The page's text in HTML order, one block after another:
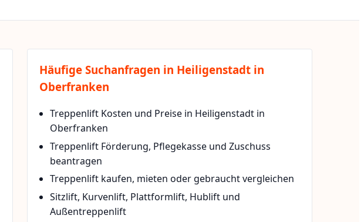
Häufige Suchanfragen in Heiligenstadt in
Oberfranken
Treppenlift Kosten und Preise in Heiligenstadt in
Oberfranken
Treppenlift Förderung, Pflegekasse und Zuschuss
beantragen
Treppenlift kaufen, mieten oder gebraucht vergleichen
Sitzlift, Kurvenlift, Plattformlift, Hublift und
Außentreppenlift